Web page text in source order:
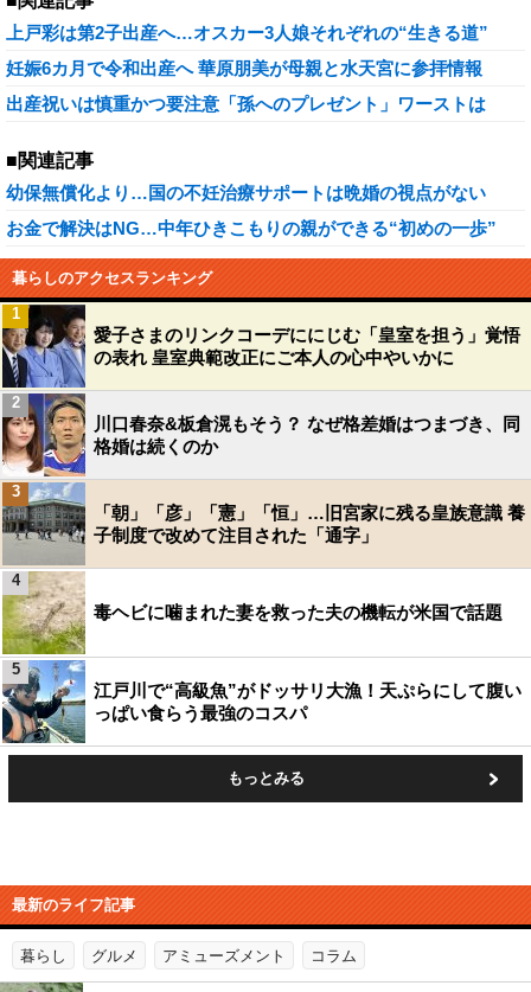
上戸彩は第2子出産へ…オスカー3人娘それぞれの“生きる道”
妊娠6カ月で令和出産へ 華原朋美が母親と水天宮に参拝情報
出産祝いは慎重かつ要注意「孫へのプレゼント」ワーストは
■関連記事
幼保無償化より…国の不妊治療サポートは晩婚の視点がない
お金で解決はNG…中年ひきこもりの親ができる“初めの一歩”
暮らしのアクセスランキング
愛子さまのリンクコーデににじむ「皇室を担う」覚悟
の表れ 皇室典範改正にご本人の心中やいかに
1
川口春奈&板倉滉もそう？ なぜ格差婚はつまづき、同
格婚は続くのか
2
「朝」「彦」「憲」「恒」…旧宮家に残る皇族意識 養
子制度で改めて注目された「通字」
3
毒ヘビに噛まれた妻を救った夫の機転が米国で話題
4
江戸川で“高級魚”がドッサリ大漁！天ぷらにして腹い
っぱい食らう最強のコスパ
5
もっとみる
最新のライフ記事
暮らし グルメ アミューズメント コラム